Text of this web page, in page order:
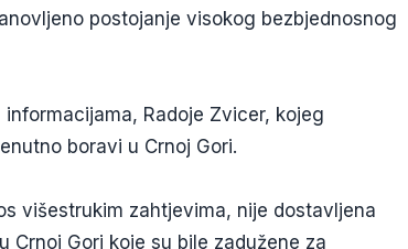
postojanje visokog bezbjednosnog
Radoje Zvicer, kojeg
boravi u Crnoj Gori.
višestrukim zahtjevima, nije dostavljena
Crnoj Gori koje su bile zadužene za